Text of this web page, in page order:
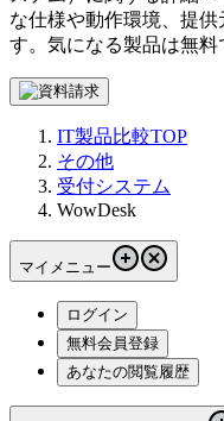
な仕様や動作環境、提
す。気になる製品は無料
IT製品比較TOP
その他
受付システム
WowDesk
マイメニュー
ログイン
無料会員登録
あなたの閲覧履歴